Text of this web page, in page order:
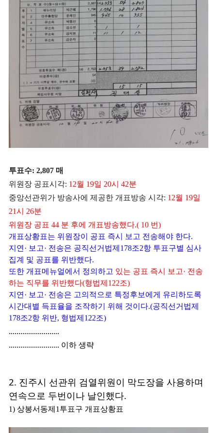
투표수: 2,807 매
위원장 공표시각: 12월 19일 20시 42분
중앙선관위가 방송사에 제공한 개표방송 시각: 12월 19일
21시 26분
위원장 공표 44 분 후에 개표방송했다.( 10 번)
개표상황표는 위원장이 공표 즉시 보고 전송해야 한다.
지연· 보고· 전송은 공직선거법제178조2항 투표구별 심사
집계 및 공표를 위반했다.
또한 개표메뉴얼에서 정의하고 있는 공표 즉시 보고· 전송
하는 직무를 위반했다(형법제122조)
지연· 보고· 전송은 고의적으로 특정후보에게 유리하도록
시간대별 득표율을 조작하기 위해 것이다.(공직선거법제
178조2항 위반, 형법제122조)
..........................
.......................... 이하 생략
2. 진주시 선관위 검열위원이 막도장을 사용하며
연속으로 두번이나 날인했다.
1) 상봉서동제1투표구 개표상황표